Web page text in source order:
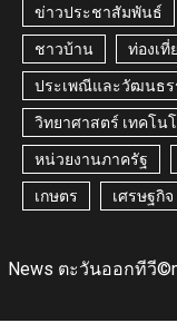
ข่าวประชาสัมพันธ์
ชาวบ้าน ท่องเที่
ประเพณีและวัฒนธร
วิทยาศาสตร์ เทคโน
หน่วยงานภาครัฐ
เกษตร เศรษฐกิจ
News ตะวันออกทีวี